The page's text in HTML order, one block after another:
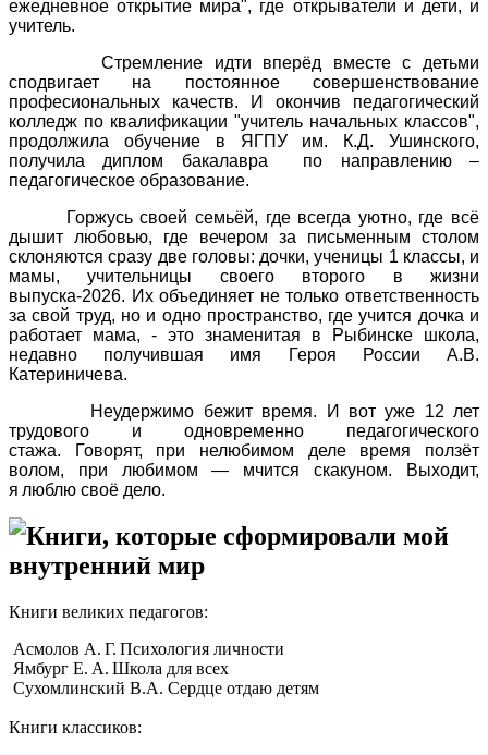
ежедневное открытие мира", где открыватели и дети, и
учитель.
Стремление идти вперёд вместе с детьми
сподвигает на постоянное совершенствование
професиональных качеств. И окончив педагогический
колледж по квалификации "учитель начальных классов",
продолжила обучение в ЯГПУ им. К.Д. Ушинского,
получила диплом бакалавра по направлению –
педагогическое образование.
Горжусь своей семьёй, где всегда уютно, где всё
дышит любовью, где вечером за письменным столом
склоняются сразу две головы: дочки, ученицы 1 классы, и
мамы, учительницы своего второго в жизни
выпуска-2026. Их объединяет не только ответственность
за свой труд, но и одно пространство, где учится дочка и
работает мама, - это знаменитая в Рыбинске школа,
недавно получившая имя Героя России А.В.
Катериничева.
Неудержимо бежит время. И вот уже 12 лет
трудового и одновременно педагогического
стажа. Говорят, при нелюбимом деле время ползёт
волом, при любимом — мчится скакуном. Выходит,
я люблю своё дело.
Книги, которые сформировали мой
внутренний мир
Книги великих педагогов:
Асмолов А. Г. Психология личности
Ямбург Е. А. Школа для всех
Сухомлинский В.А. Сердце отдаю детям
Книги классиков: